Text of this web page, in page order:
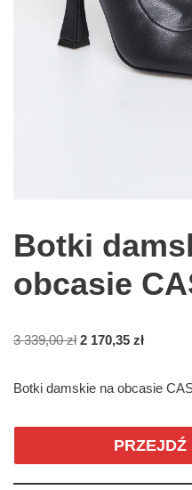
Botki
obcasie
3 339,00zł 2 170,35 zł
Botki damskie na obcasie
PRZEJDŹ